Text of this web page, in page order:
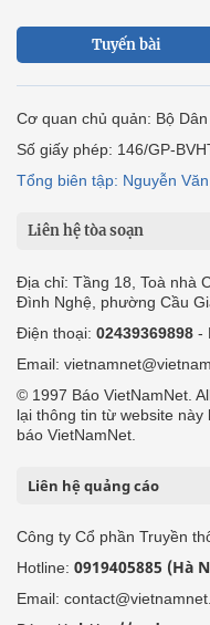
Tuyến bài
Cơ quan chủ quản: Bộ
Số giấy phép: 146/GP-
Tổng biên tập: Nguyễn
Liên hệ tòa soạn
Địa chỉ: Tầng 18, Toà nhà
Đình Nghệ, phường Cầu
Điện thoại: 02439369898 -
Email:
© 1997 Báo VietNamNet.
lại thông tin từ website
báo VietNamNet.
Liên hệ quảng cáo
Công ty Cổ phần Truyền
Hotline: 0919405885 (Hà
Email: